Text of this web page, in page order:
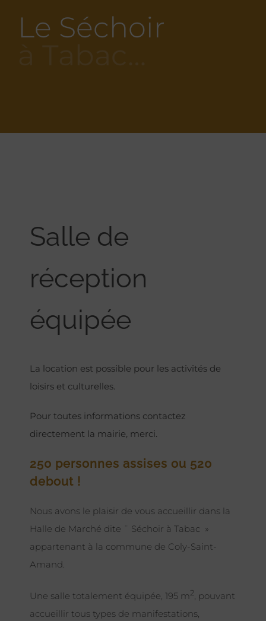
Le Séchoir
Salle de
réception
équipée
La location est possible pour les activités de
loisirs et culturelles.
Pour toutes informations contactez
directement la mairie, merci.
250 personnes assises ou 520
debout !
Nous avons le plaisir de vous accueillir dans la
Halle de Marché dite ¨ Séchoir à Tabac »
appartenant à la commune de Coly-Saint-
Amand.
Une salle totalement équipée, 195 m2, pouvant
accueillir tous types de manifestations,